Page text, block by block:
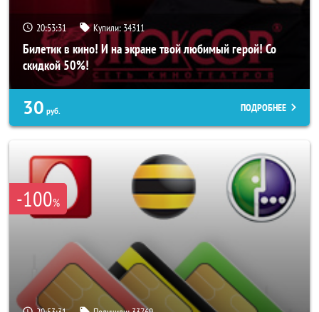
20:53:27 Купили:34311
Билетик в кино! И на экране твой любимый герой! Со
скидкой 50%!
30 руб. ПОДРОБНЕЕ
-100%